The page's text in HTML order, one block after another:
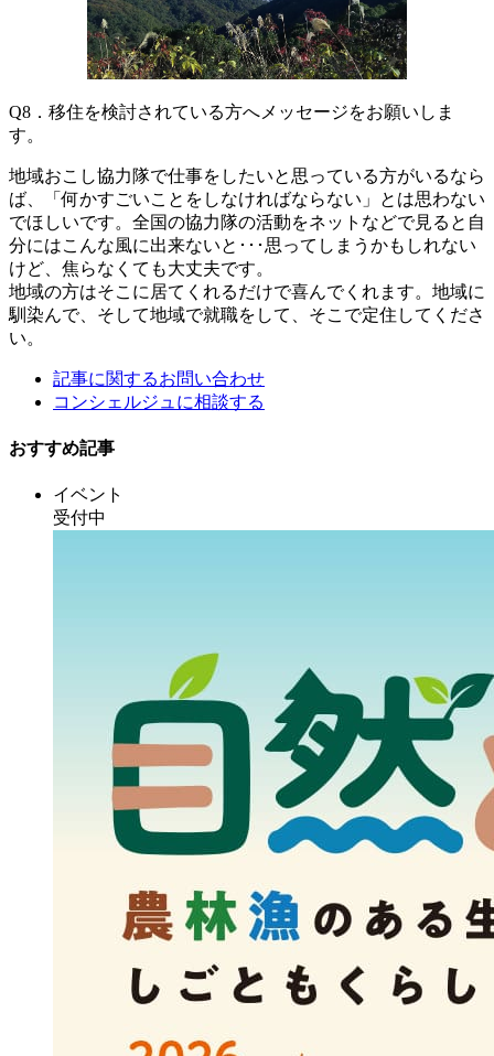
Q8．移住を検討されている方へメッセージをお願いしま
す。
地域おこし協力隊で仕事をしたいと思っている方がいるなら
ば、「何かすごいことをしなければならない」とは思わない
でほしいです。全国の協力隊の活動をネットなどで見ると自
分にはこんな風に出来ないと･･･思ってしまうかもしれない
けど、焦らなくても大丈夫です。
地域の方はそこに居てくれるだけで喜んでくれます。地域に
馴染んで、そして地域で就職をして、そこで定住してくださ
い。
記事に関するお問い合わせ
コンシェルジュに相談する
おすすめ記事
イベント
受付中